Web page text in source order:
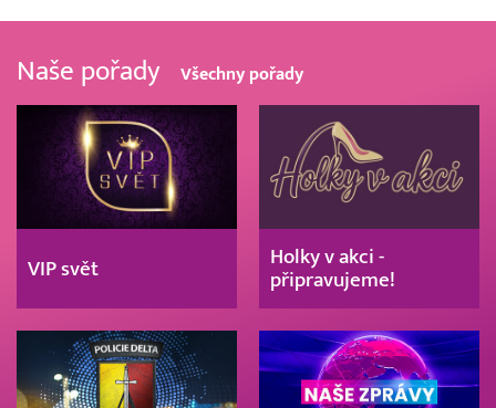
Naše pořady Všechny pořady
VIP svět
Holky v akci -
připravujeme!